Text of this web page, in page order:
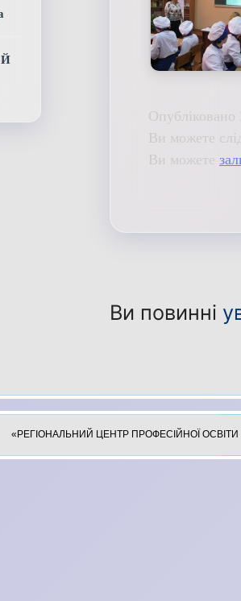
Ви можете
Ви можете
Ви повинні
«РЕГІОНАЛЬНИЙ ЦЕНТР ПРОФЕСІЙНОЇ